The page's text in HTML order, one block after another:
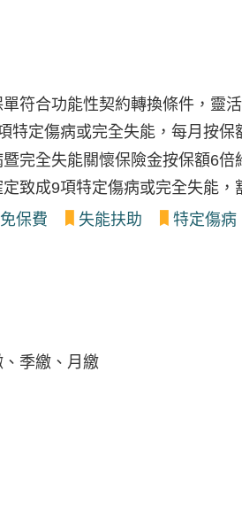
符合功能性契約轉換條件，靈
特定傷病或完全失能，每月按
完全失能關懷保險金按保額6倍
致成9項特定傷病或完全失能，
保費 失能扶助 特定傷病
季繳、月繳